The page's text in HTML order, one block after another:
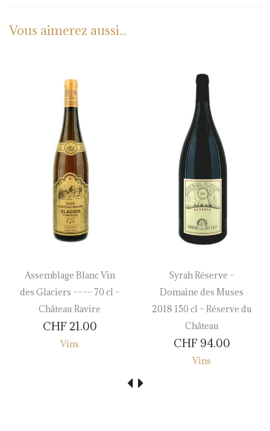
Vous aimerez aussi...
Assemblage Blanc Vin
des Glaciers –––– 70 cl –
Château Ravire
CHF 21.00
Vins
Syrah Réserve –
Domaine des Muses
2018 150 cl – Réserve du
Château
CHF 94.00
Vins